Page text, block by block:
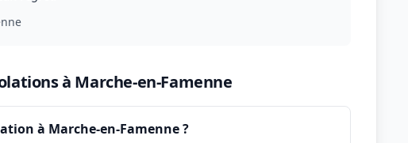
à Marche-en-Famenne
à Marche-en-Famenne ?